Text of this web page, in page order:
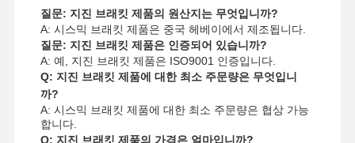
태양광 장착 용품
태양광 장착 채널
태양광 지붕 통로
질문: 지진 브래킷 제품의 원산지는 무엇입니까?
A: 시스믹 브래킷 제품은 중국 헤베이에서 제조됩니다.
질문: 지진 브래킷 제품은 인증되어 있습니까?
A: 예, 지진 브래킷 제품은 ISO9001 인증입니다.
Q: 지진 브래킷 제품에 대한 최소 주문량은 무엇입니
까?
A: 시스믹 브래킷 제품에 대한 최소 주문량은 협상 가능
합니다.
Q: 지진 브래킷 제품의 가격은 얼마입니까?